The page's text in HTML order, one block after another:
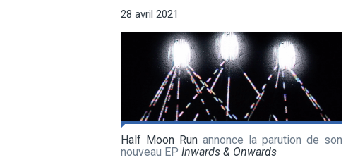
28 avril 2021
Half Moon Run annonce la parution de son
nouveau EP Inwards & Onwards